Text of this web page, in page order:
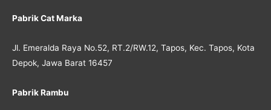
Pabrik Cat Marka
Jl. Emeralda Raya No.52, RT.2/RW.12, Tapos, Kec. Tapos, Kota
Depok, Jawa Barat 16457
Pabrik Rambu